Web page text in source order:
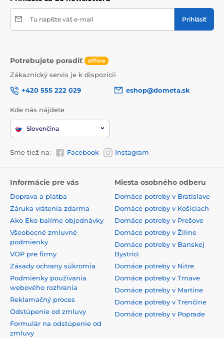
Tu napíšte váš e-mail Prihlásiť
Potrebujete poradiť offline
Zákaznický servis je k dispozícii
+420 555 222 029
eshop@dometa.sk
Kde nás nájdete
Slovenčina
Sme tiež na: Facebook Instagram
Informácie pre vás
Doprava a platba
Záruka vrátenia zdarma
Ako Eko balíme objednávky
Všeobecné zmluvné
podmienky
VOP pre firmy
Zásady ochrany súkromia
Podmienky používania
webového rozhrania
Reklamačný proces
Odstúpenie od zmluvy
Formulár na odstúpenie od
zmluvy
Miesta osobného odberu
Domáce potreby v Bratislave
Domáce potreby v Košiciach
Domáce potreby v Prešove
Domáce potreby v Žiline
Domáce potreby v Banskej
Bystrici
Domáce potreby v Nitre
Domáce potreby v Trnave
Domáce potreby v Martine
Domáce potreby v Trenčíne
Domáce potreby v Poprade